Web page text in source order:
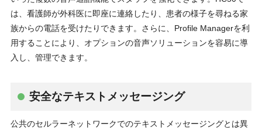
は、看護師が外科医に即座に連絡したり、患者の様子を尋ねる家
族からの電話を受けたりできます。さらに、Profile Managerを利
用することにより、オプションの音声ソリューションを容易に導
入し、管理できます。
安全なテキストメッセージング
公共のセルラーネットワークでのテキストメッセージングとは異